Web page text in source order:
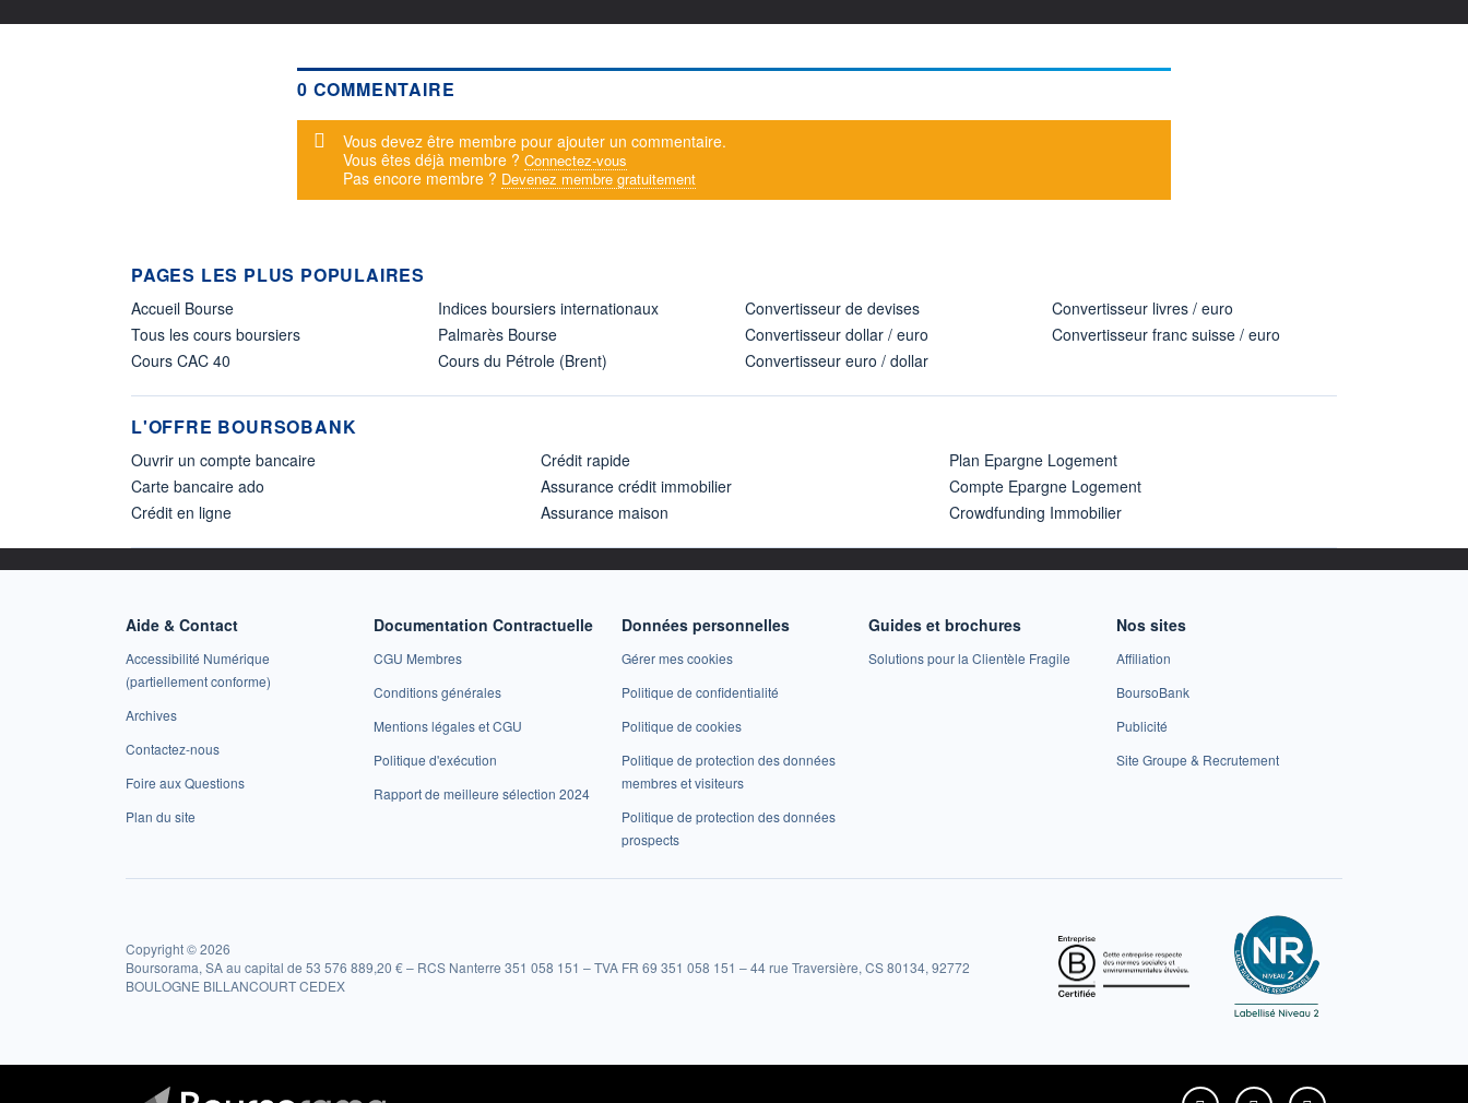
0 COMMENTAIRE
Message d'alerte
Vous devez être membre pour ajouter un commentaire.
Vous êtes déjà membre ? Connectez-vous
Pas encore membre ? Devenez membre gratuitement
PAGES LES PLUS POPULAIRES
Accueil Bourse
Tous les cours boursiers
Cours CAC 40
Indices boursiers internationaux
Palmarès Bourse
Cours du Pétrole (Brent)
Convertisseur de devises
Convertisseur dollar / euro
Convertisseur euro / dollar
Convertisseur livres / euro
Convertisseur franc suisse / euro
L'OFFRE BOURSOBANK
Ouvrir un compte bancaire
Carte bancaire ado
Crédit en ligne
Crédit rapide
Assurance crédit immobilier
Assurance maison
Plan Epargne Logement
Compte Epargne Logement
Crowdfunding Immobilier
Aide & Contact
Accessibilité Numérique
(partiellement conforme)
Archives
Contactez-nous
Foire aux Questions
Plan du site
Documentation Contractuelle
CGU Membres
Conditions générales
Mentions légales et CGU
Politique d'exécution
Rapport de meilleure sélection 2024
Données personnelles
Gérer mes cookies
Politique de confidentialité
Politique de cookies
Politique de protection des données
membres et visiteurs
Politique de protection des données
prospects
Guides et brochures
Solutions pour la Clientèle Fragile
Nos sites
Affiliation
BoursoBank
Publicité
Site Groupe & Recrutement
Copyright © 2026
Boursorama, SA au capital de 53 576 889,20 € – RCS Nanterre 351 058 151 – TVA FR 69 351 058 151 – 44 rue Traversière, CS 80134, 92772
BOULOGNE BILLANCOURT CEDEX